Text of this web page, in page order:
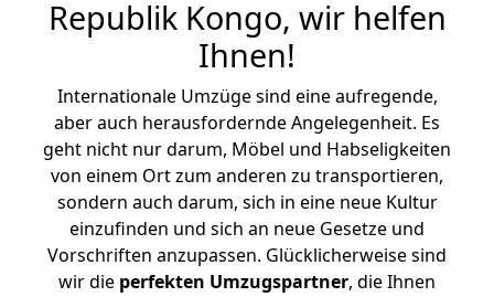
Republik Kongo, wir helfen
Ihnen!
Internationale Umzüge sind eine aufregende,
aber auch herausfordernde Angelegenheit. Es
geht nicht nur darum, Möbel und Habseligkeiten
von einem Ort zum anderen zu transportieren,
sondern auch darum, sich in eine neue Kultur
einzufinden und sich an neue Gesetze und
Vorschriften anzupassen. Glücklicherweise sind
wir die perfekten Umzugspartner, die Ihnen